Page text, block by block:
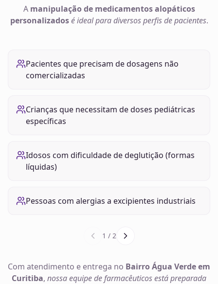
A manipulação de medicamentos alopáticos
personalizados é ideal para diversos perfis de pacientes.
Pacientes que precisam de dosagens não
comercializadas
Crianças que necessitam de doses pediátricas
específicas
Idosos com dificuldade de deglutição (formas
líquidas)
Pessoas com alergias a excipientes industriais
1 / 2
Com atendimento e entrega no Bairro Água Verde em
Curitiba, nossa equipe de farmacêuticos está preparada